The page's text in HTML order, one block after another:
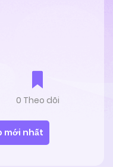
0 Theo dõi
mới nhất